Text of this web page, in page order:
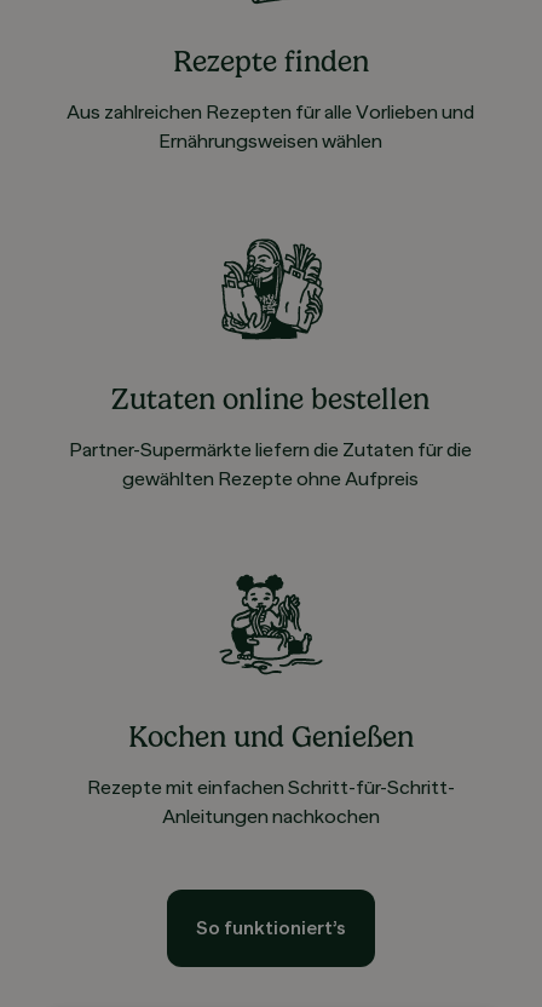
Rezepte finden
Aus zahlreichen Rezepten für alle Vorlieben und
Ernährungsweisen wählen
Zutaten online bestellen
Partner-Supermärkte liefern die Zutaten für die
gewählten Rezepte ohne Aufpreis
Kochen und Genießen
Rezepte mit einfachen Schritt-für-Schritt-
Anleitungen nachkochen
So funktioniert’s